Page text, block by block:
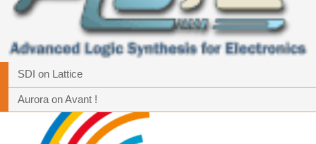
SDI on Lattice
Aurora on Avant !